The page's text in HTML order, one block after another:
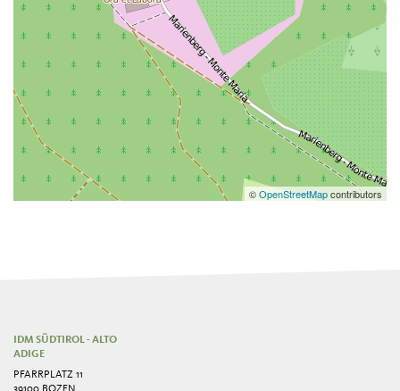
©OpenStreetMapcontributors
IDM SÜDTIROL - ALTO
ADIGE
PFARRPLATZ 11